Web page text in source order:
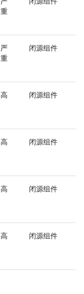
重
严
重
闭源组件
高 闭源组件
高 闭源组件
高 闭源组件
高 闭源组件